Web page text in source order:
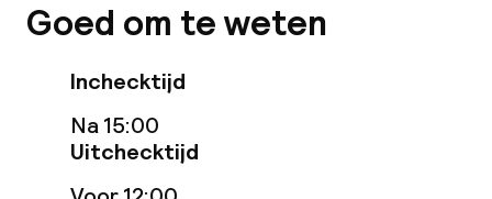
Eet- en drinkgelegenheden
Goed om te weten
Inchecktijd
Na 15:00
Uitchecktijd